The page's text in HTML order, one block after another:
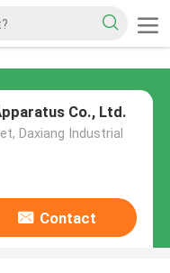
Co., Ltd.
Daxiang Industrial
Contact